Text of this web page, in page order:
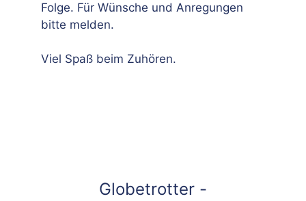
Folge. Für Wünsche und Anregungen
bitte melden.
Viel Spaß beim Zuhören.
Globetrotter -